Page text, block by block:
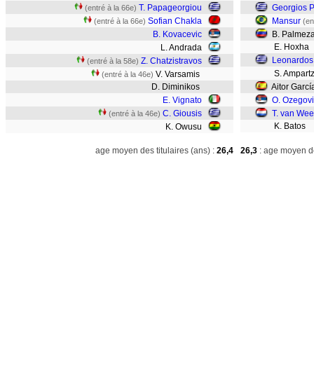
(entré à la 66e) T. Papageorgiou
(entré à la 66e) Sofian Chakla
B. Kovacevic
L. Andrada
(entré à la 58e) Z. Chatzistravos
(entré à la 46e) V. Varsamis
D. Diminikos
E. Vignato
(entré à la 46e) C. Giousis
K. Owusu
Georgios
Mansur
B.
E. Hoxha
S.
Aitor
O.
T. van
K. Batos
age moyen des titulaires (ans) : 26,4 26,3 : age moyen